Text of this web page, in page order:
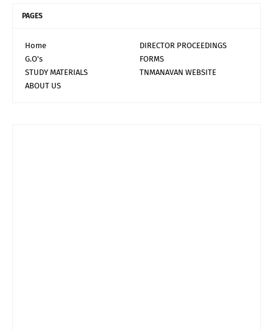
PAGES
Home
DIRECTOR PROCEEDINGS
G.O's
FORMS
STUDY MATERIALS
TNMANAVAN WEBSITE
ABOUT US